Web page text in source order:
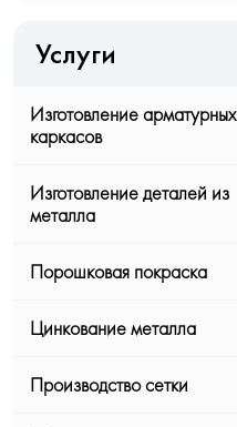
Услуги
Изготовление арматурных
каркасов
Изготовление деталей из
металла
Порошковая покраска
Цинкование металла
Производство сетки